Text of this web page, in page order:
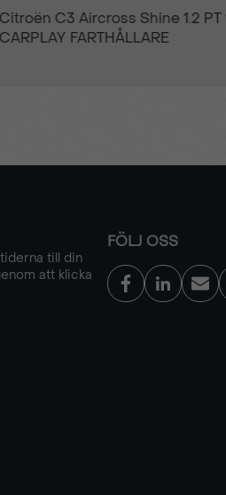
Aut
Opel
130hk Aut -
till din
att klicka
FÖLJ OSS